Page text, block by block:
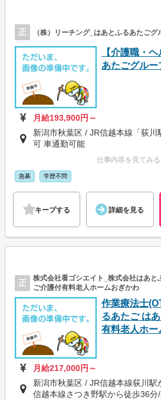
正 （株）リーチング_はあとふるあたご
【介護職・
あたごグル
月給193,900円～
新潟市秋葉区 / JR信越本線「荻川
可 車通勤可能
仕事内容を見てみ
急募 学歴不問
キープする 詳細を見る
正
株式会社看ゴシエイト_株式会社はあと
ご介護付有料老人ホームおぎかわ
作業療法士
るあたご は
有料老人ホー
月給217,000円～
新潟市秋葉区 / JR信越本線荻川
信越本線さつき野駅から徒歩36分